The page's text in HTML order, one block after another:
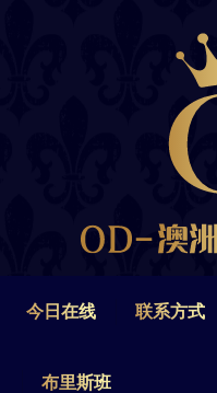
今日在线 联系方式
布里斯班
联系方式